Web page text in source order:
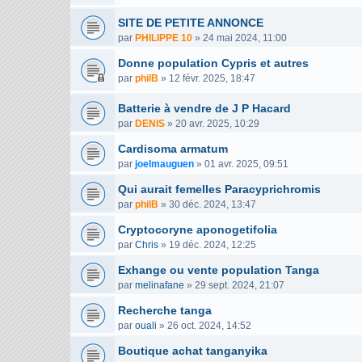
SITE DE PETITE ANNONCE
par PHILIPPE 10 » 24 mai 2024, 11:00
Donne population Cypris et autres
par philB » 12 févr. 2025, 18:47
Batterie à vendre de J P Hacard
par DENIS » 20 avr. 2025, 10:29
Cardisoma armatum
par joelmauguen » 01 avr. 2025, 09:51
Qui aurait femelles Paracyprichromis
par philB » 30 déc. 2024, 13:47
Cryptocoryne aponogetifolia
par Chris » 19 déc. 2024, 12:25
Exhange ou vente population Tanga
par melinafane » 29 sept. 2024, 21:07
Recherche tanga
par ouali » 26 oct. 2024, 14:52
Boutique achat tanganyika